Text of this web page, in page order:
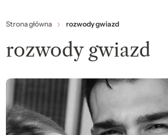
Strona główna rozwody gwiazd
rozwody gwiazd